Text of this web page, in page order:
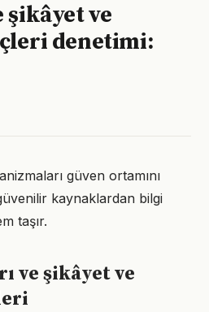
şikâyet ve
denetimi:
güven ortamını
kaynaklardan bilgi
taşır.
ve şikâyet ve